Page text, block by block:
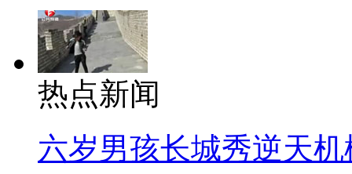
热点新闻
六岁男孩长城秀逆天机